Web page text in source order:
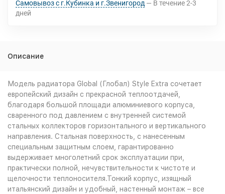
Самовывоз с г.Кубинка и г.Звенигород В течение2-3
дней
Описание
Модель радиатора Global (Глобал) Style Extra сочетает
европейский дизайн с прекрасной теплоотдачей,
благодаря большой площади алюминиевого корпуса,
сваренного под давлением с внутренней системой
стальных коллекторов горизонтального и вертикального
направления. Стальная поверхность, с нанесенным
специальным защитным слоем, гарантированно
выдерживает многолетний срок эксплуатации при,
практически полной, нечувствительности к чистоте и
щелочности теплоносителя.Тонкий корпус, изящный
итальянский дизайн и удобный, настенный монтаж – все